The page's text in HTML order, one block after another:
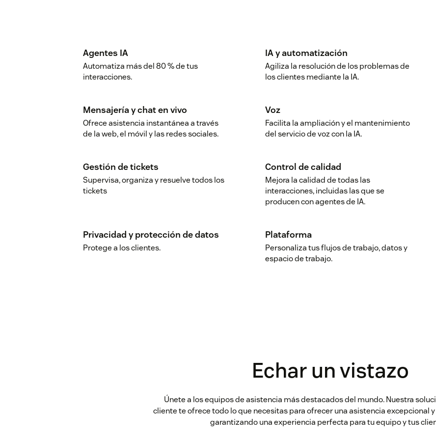
Agentes IA
Automatiza más del 80 % de tus
interacciones.
IA y automatización
Agiliza la resolución de los problemas de
los clientes mediante la IA.
Mensajería y chat en vivo
Ofrece asistencia instantánea a través
de la web, el móvil y las redes sociales.
Voz
Facilita la ampliación y el mantenimiento
del servicio de voz con la IA.
Gestión de tickets
Supervisa, organiza y resuelve todos los
tickets
Control de calidad
Mejora la calidad de todas las
interacciones, incluidas las que se
producen con agentes de IA.
Privacidad y protección de datos
Protege a los clientes.
Plataforma
Personaliza tus flujos de trabajo, datos y
espacio de trabajo.
Echar un vistazo
Únete a los equipos de asistencia más destacados del mundo. Nuestra
cliente te ofrece todo lo que necesitas para ofrecer una asistencia excepcional
garantizando una experiencia perfecta para tu equipo y tus